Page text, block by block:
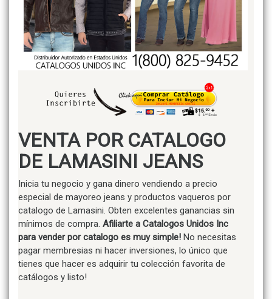
VENTA POR CATALOGO
DE LAMASINI JEANS
Inicia tu negocio y gana dinero vendiendo a precio
especial de mayoreo jeans y productos vaqueros por
catalogo de Lamasini. Obten excelentes ganancias sin
mínimos de compra. Afiliarte a Catalogos Unidos Inc
para vender por catalogo es muy simple! No necesitas
pagar membresias ni hacer inversiones, lo único que
tienes que hacer es adquirir tu colección favorita de
catálogos y listo!